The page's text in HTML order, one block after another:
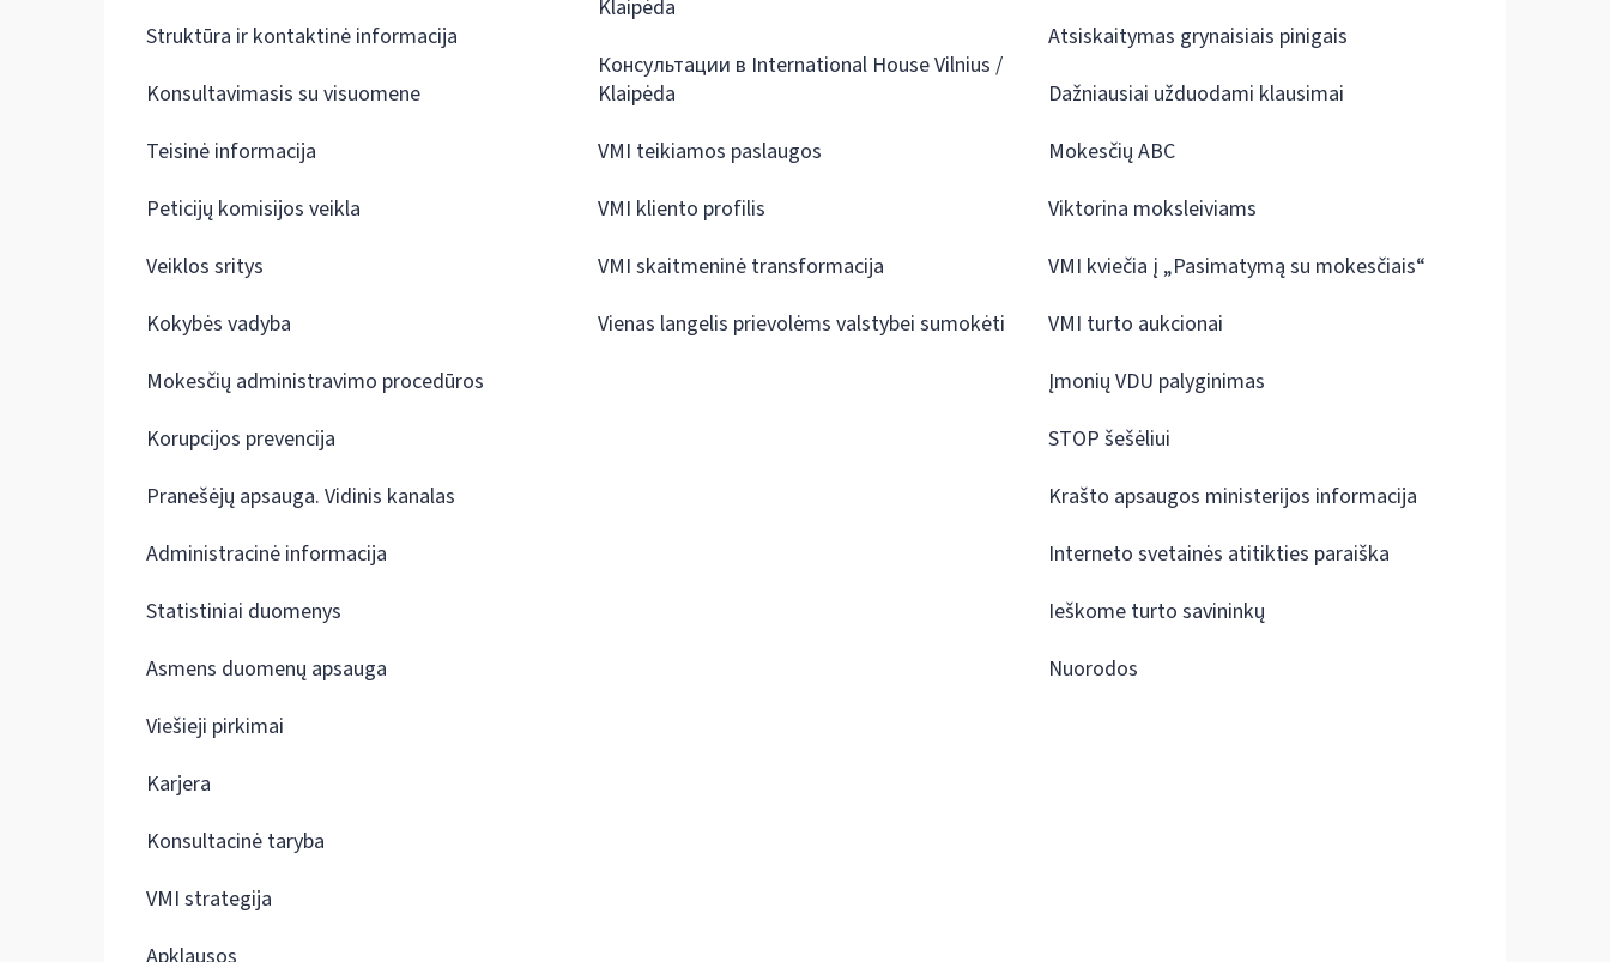
Struktūra ir kontaktinė informacija
Konsultavimasis su visuomene
Teisinė informacija
Peticijų komisijos veikla
Veiklos sritys
Kokybės vadyba
Mokesčių administravimo procedūros
Korupcijos prevencija
Pranešėjų apsauga. Vidinis kanalas
Administracinė informacija
Statistiniai duomenys
Asmens duomenų apsauga
Viešieji pirkimai
Karjera
Konsultacinė taryba
VMI strategija
Klaipėda
Консультации в International House Vilnius /
Klaipėda
VMI teikiamos paslaugos
VMI kliento profilis
VMI skaitmeninė transformacija
Vienas langelis prievolėms valstybei sumokėti
Atsiskaitymas grynaisiais pinigais
Dažniausiai užduodami klausimai
Mokesčių ABC
Viktorina moksleiviams
VMI kviečia į „Pasimatymą su mokesčiais“
VMI turto aukcionai
Įmonių VDU palyginimas
STOP šešėliui
Krašto apsaugos ministerijos informacija
Interneto svetainės atitikties paraiška
Ieškome turto savininkų
Nuorodos